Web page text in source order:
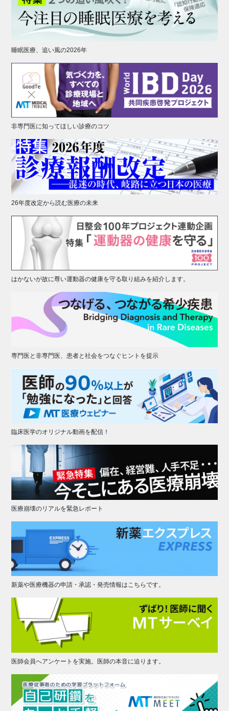
睡眠医療、追い風の2026年
非専門医に知ってほしい診療のコツ
26年度改定から読む医療の未来
はかないが故に尊い運動器の健康を守る取り組みを紹介します。
専門医と非専門医、患者と社会をつなぐヒントを提示
臨床医学のオリジナル動画を配信！
医療崩壊のリアルを緊急レポート
新薬や医療機器の申請・承認・発売情報はこちらです。
医師会員へアンケートを実施。医師の本音に迫ります。